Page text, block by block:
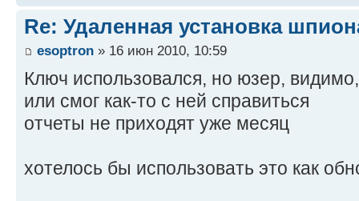
Re: Удаленная установка
esoptron » 16 июн 2010, 10:59
Ключ использовался, но юзер,
или смог как-то с ней справиться
отчеты не приходят уже месяц
хотелось бы использовать это как